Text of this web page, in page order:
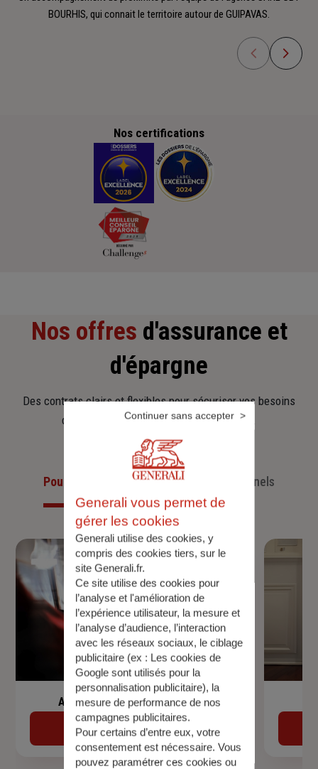
BOURHIS, qui connait le territoire autour de GUIPAVAS.
Nos certifications
Nos offres d'assurance et
d'épargne
Des contrats clairs et flexibles pour sécuriser vos besoins
d’aujourd’hui et anticiper ceux de demain.
Pour les particuliersPour les professionnels
Assurance de prêt immobilier
Découvrir
Generali vous permet de
gérer les cookies
Generali utilise des cookies, y
compris des cookies tiers, sur le
site Generali.fr.
Ce site utilise des cookies pour
l’analyse et l'amélioration de
l’expérience utilisateur, la mesure et
l’analyse d’audience, l’interaction
avec les réseaux sociaux, le ciblage
publicitaire (ex : Les cookies de
Google sont utilisés pour la
personnalisation publicitaire), la
mesure de performance de nos
campagnes publicitaires.
Pour certains d’entre eux, votre
consentement est nécessaire. Vous
pouvez paramétrer ces cookies ou
Continuer sans accepter